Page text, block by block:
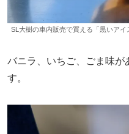
SL大樹の車内販売で買える「黒いアイ
バニラ、いちご、ごま味が
す。